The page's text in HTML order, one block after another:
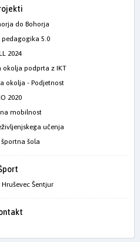
do Bohorja
5.0
2024
okolja podprta z IKT
okolja - Podjetnost
2020
mobilnost
učenja
šola
Šentjur